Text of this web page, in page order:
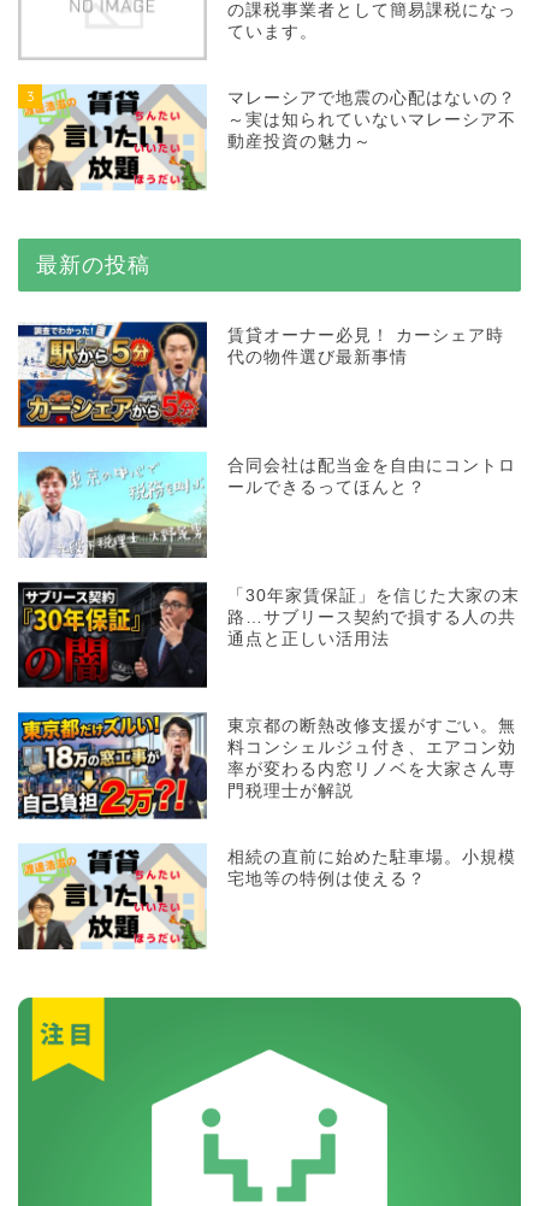
の課税事業者として簡易課税になっ
ています。
3
マレーシアで地震の心配はないの？
～実は知られていないマレーシア不
動産投資の魅力～
最新の投稿
賃貸オーナー必見！ カーシェア時
代の物件選び最新事情
合同会社は配当金を自由にコントロ
ールできるってほんと？
「30年家賃保証」を信じた大家の末
路…サブリース契約で損する人の共
通点と正しい活用法
東京都の断熱改修支援がすごい。無
料コンシェルジュ付き、エアコン効
率が変わる内窓リノベを大家さん専
門税理士が解説
相続の直前に始めた駐車場。小規模
宅地等の特例は使える？